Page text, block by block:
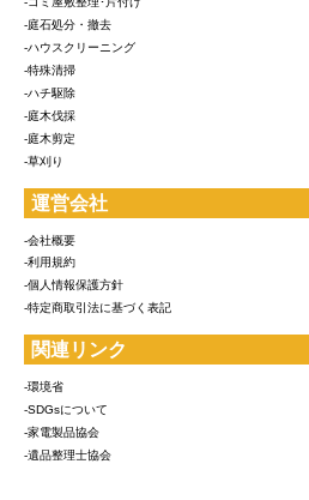
-庭石処分・撤去
-ハウスクリーニング
-特殊清掃
-ハチ駆除
-庭木伐採
-庭木剪定
-草刈り
運営会社
-会社概要
-利用規約
-個人情報保護方針
-特定商取引法に基づく表記
関連リンク
-環境省
-SDGsについて
-家電製品協会
-遺品整理士協会